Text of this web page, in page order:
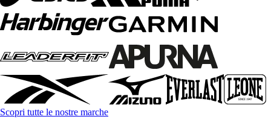
Scopri tutte le nostre marche